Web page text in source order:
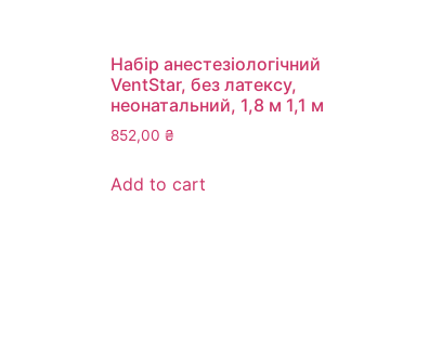
Набір анестезіологічний
VentStar, без латексу,
неонатальний, 1,8 м 1,1 м
852,00 ₴
Add to cart